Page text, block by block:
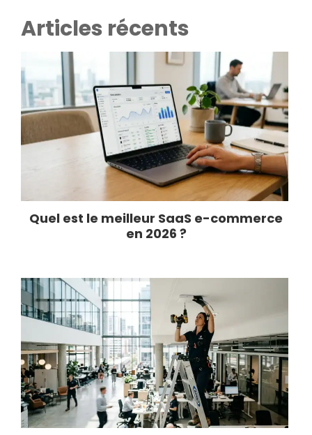
Articles récents
Quel est le meilleur SaaS e-commerce
en 2026 ?